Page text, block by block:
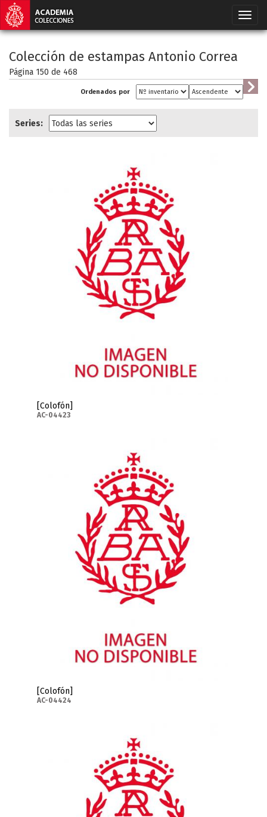
Colección de estampas Antonio Correa
Página 150 de 468
Ordenados por
Series:
[Colofón]
AC-04423
[Colofón]
AC-04424